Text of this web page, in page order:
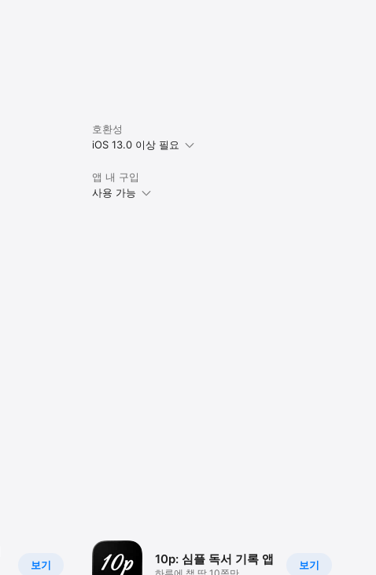
호환성
iOS 13.0 이상 필요
앱 내 구입
사용 가능
보기 보기
10p: 심플 독서 기록 앱